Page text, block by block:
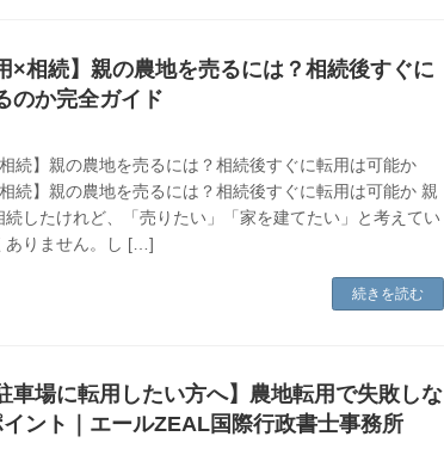
×相続】親の農地を売るには？相続後すぐに
のか完全ガイド
相続】親の農地を売るには？相続後すぐに転用は可能か
相続】親の農地を売るには？相続後すぐに転用は可能か 親
続したけれど、「売りたい」「家を建てたい」と考えてい
ありません。し […]
続きを読む
車場に転用したい方へ】農地転用で失敗しな
ント｜エールZEAL国際行政書士事務所